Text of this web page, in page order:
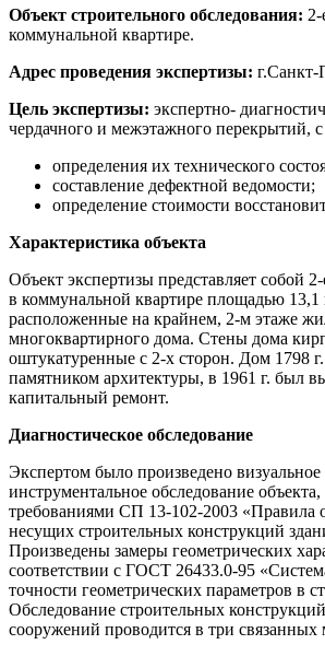
Объект строительного обследования:
коммунальной квартире.
Адрес проведения экспертизы: г.Санкт-
Цель экспертизы: экспертно-
чердачного и межэтажного перекрытий,
определения их технического
составление дефектной ведомости;
определение стоимости
Характеристика объекта
Объект экспертизы представляет собой
в коммунальной квартире площадью 13,1
расположенные на крайнем, 2-м этаже
многоквартирного дома. Стены дома
оштукатуренные с 2-х сторон. Дом 1798
памятником архитектуры, в 1961 г. был
капитальный ремонт.
Диагностическое обследование
Экспертом было произведено визуальное
инструментальное обследование объекта,
требованиями СП 13-102-2003 «Правила
несущих строительных конструкций
Произведены замеры геометрических
соответствии с ГОСТ 26433.0-95
точности геометрических параметров в
Обследование строительных
сооружений проводится в три связанных